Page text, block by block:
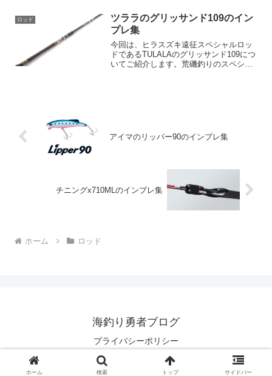
に特化したモデルとなっています。非常
にテクニカルなフィールド...
ロッド
ツララのグリッサンド109のイン
プレ集
今回は、ヒラスズキ遠征スペシャルロッ
ドであるTULALAのグリッサンド109につ
いてご紹介します。荒磯釣りのスペシャ
アイマのリッパー90のインプレ集
チニングx710MLのインプレ集
ホーム ロッド
海釣り勇者ブログ
プライバシーポリシー
© 2023 海釣り勇者ブログ.
ホーム 検索 トップ サイドバー